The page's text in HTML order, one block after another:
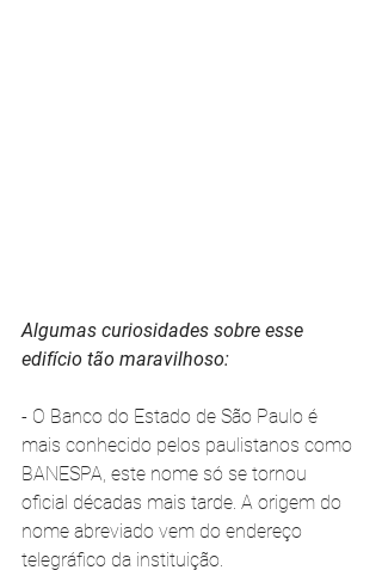
Algumas curiosidades sobre esse
edifício tão maravilhoso:
- O Banco do Estado de São Paulo é
mais conhecido pelos paulistanos como
BANESPA, este nome só se tornou
oficial décadas mais tarde. A origem do
nome abreviado vem do endereço
telegráfico da instituição.